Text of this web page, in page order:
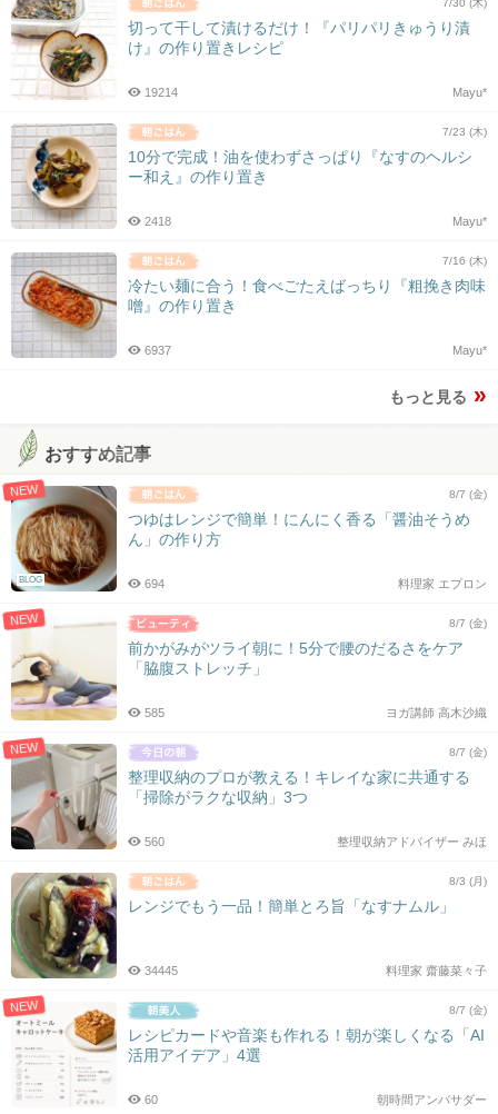
7/30 (木)
切って干して漬けるだけ！『パリパリきゅうり漬
け』の作り置きレシピ
Mayu*
19214
7/23 (木)
10分で完成！油を使わずさっぱり『なすのヘルシ
ー和え』の作り置き
Mayu*
2418
7/16 (木)
冷たい麺に合う！食べごたえばっちり『粗挽き肉味
噌』の作り置き
Mayu*
6937
もっと見る
おすすめ記事
NEW
BLOG
8/7 (金)
つゆはレンジで簡単！にんにく香る「醤油そうめ
ん」の作り方
料理家 エプロン
694
NEW 8/7 (金)
前かがみがツライ朝に！5分で腰のだるさをケア
「脇腹ストレッチ」
ヨガ講師 高木沙織
585
NEW 8/7 (金)
整理収納のプロが教える！キレイな家に共通する
「掃除がラクな収納」3つ
整理収納アドバイザー みほ
560
8/3 (月)
レンジでもう一品！簡単とろ旨「なすナムル」
料理家 齋藤菜々子
34445
NEW 8/7 (金)
レシピカードや音楽も作れる！朝が楽しくなる「AI
活用アイデア」4選
朝時間アンバサダー
60